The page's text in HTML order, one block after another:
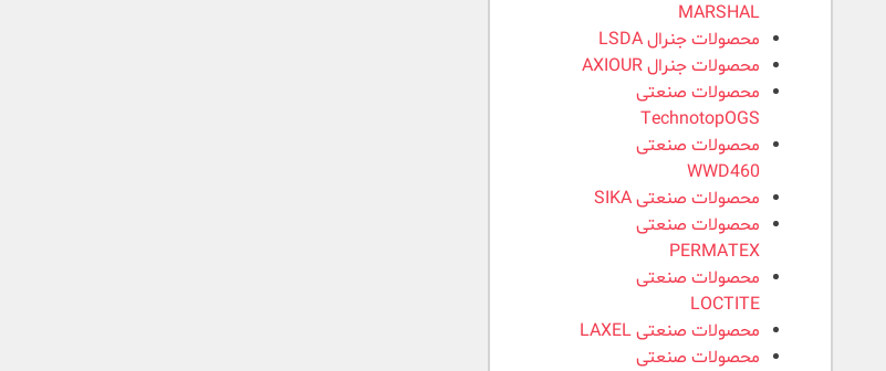
MARSHAL
محصولات جنرال LSDA
محصولات جنرال AXIOUR
محصولات صنعتی
TechnotopOGS
محصولات صنعتی
WWD460
محصولات صنعتی SIKA
محصولات صنعتی
PERMATEX
محصولات صنعتی
LOCTITE
محصولات صنعتی LAXEL
محصولات صنعتی